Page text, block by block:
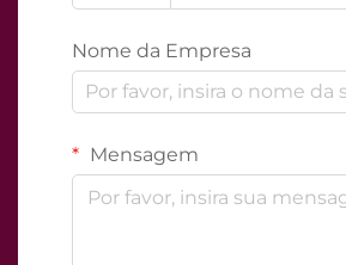
Nome da Empresa
Mensagem